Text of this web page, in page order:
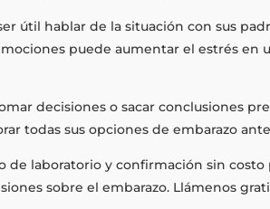
útil hablar de la situación con sus
puede aumentar el estrés
decisiones o sacar conclusiones
todas sus opciones de embarazo
de laboratorio y confirmación sin
sobre el embarazo. Llámenos